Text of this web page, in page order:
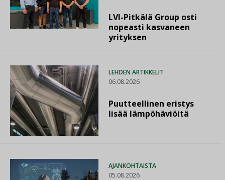
LVI-Pitkälä Group osti
nopeasti kasvaneen
yrityksen
LEHDEN ARTIKKELIT
06.08.2026
Puutteellinen eristys
lisää lämpöhäviöitä
AJANKOHTAISTA
05.08.2026